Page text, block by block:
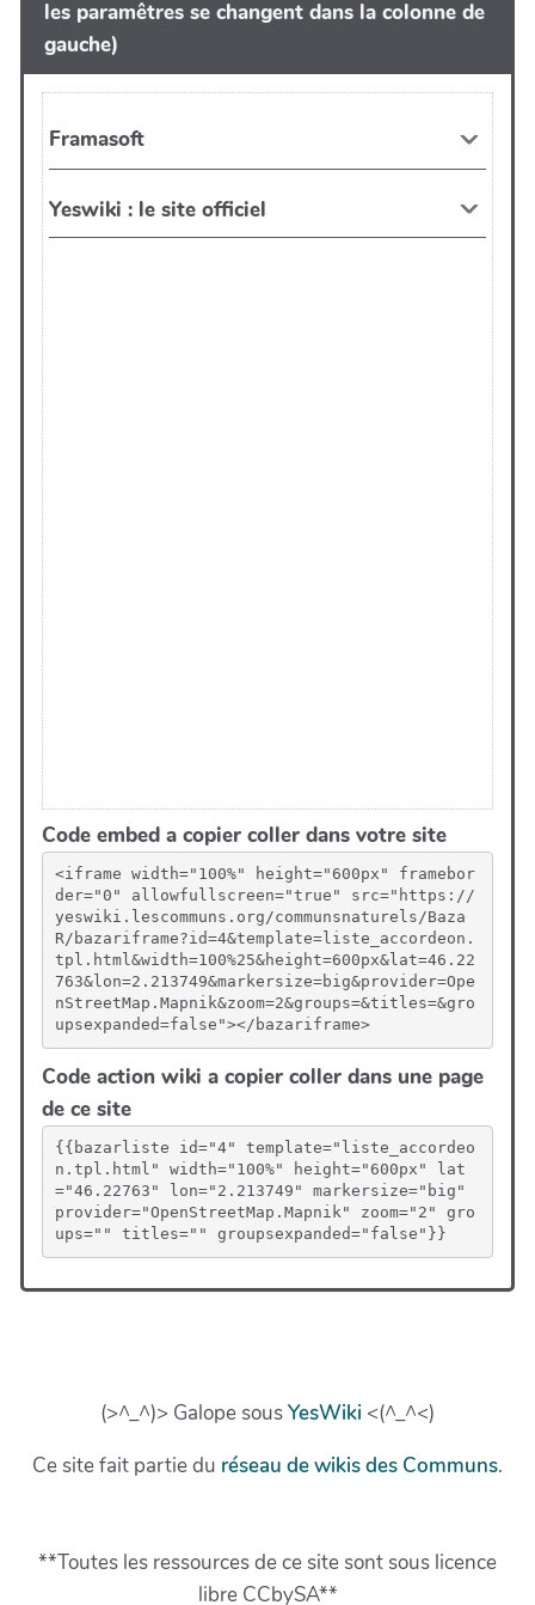
les paramêtres se changent dans la colonne de
gauche)
Code embed a copier coller dans votre site
<iframe width="100%" height="600px" framebor
der="0" allowfullscreen="true" src="https://
yeswiki.lescommuns.org/communsnaturels/Baza
R/bazariframe?id=4&template=liste_accordeon.
tpl.html&width=100%25&height=600px&lat=46.22
763&lon=2.213749&markersize=big&provider=Ope
nStreetMap.Mapnik&zoom=2&groups=&titles=&gro
upsexpanded=false"></bazariframe>
Code action wiki a copier coller dans une page
de ce site
{{bazarliste id="4" template="liste_accordeo
n.tpl.html" width="100%" height="600px" lat
="46.22763" lon="2.213749" markersize="big"
provider="OpenStreetMap.Mapnik" zoom="2" gro
ups="" titles="" groupsexpanded="false"}}
(>^_^)> Galope sousYesWiki <(^_^<)
Ce site fait partie du réseau de wikis des Communs.
**Toutes les ressources de ce site sont sous licence
libre CCbySA**